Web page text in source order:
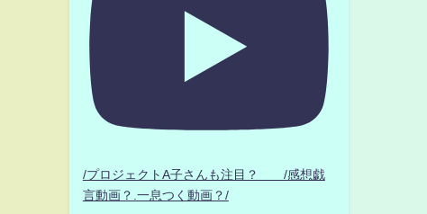
/プロジェクトA子さんも注目？ /感想戯
言動画？.一息つく動画？/